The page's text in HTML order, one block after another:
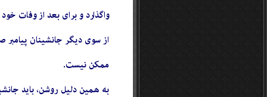
واگذارد و براى بعد از وفات
از سوى دیگر جانشینان پیامبر
ممکن نیست.
به همین دلیل روشن، باید